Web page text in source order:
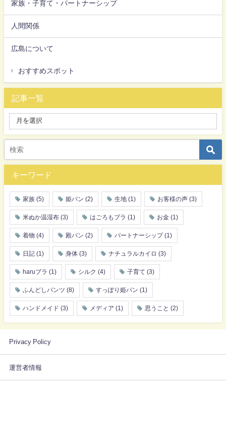
家族・子育て・パートナーシップ
人間関係
広島について
おすすめスポット
記事一覧
キーワード
家族 (5) 姫パン (2) 生地 (1) お客様の声 (3)
米ぬか温湿布 (3) はごろもブラ (1) お金 (1)
着物 (4) 殿パン (2) パートナーシップ(1)
日記 (1) 身体 (3) ナチュラルカイロ (3)
haruブラ (1) シルク (4) 子育て (3)
ふんどしパンツ (8) すっぽり姫パン (1)
ハンドメイド (3) メディア (1) 思うこと (2)
Privacy Policy
運営者情報